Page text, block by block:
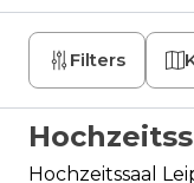
Filters
Hochzeitssaal